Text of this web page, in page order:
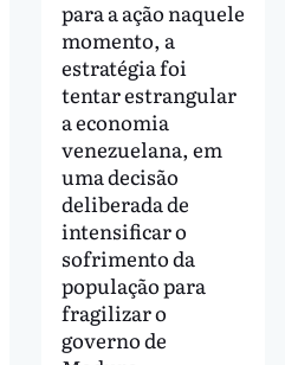
para a ação naquele
momento, a
estratégia foi
tentar estrangular
a economia
venezuelana, em
uma decisão
deliberada de
intensificar o
sofrimento da
população para
fragilizar o
governo de